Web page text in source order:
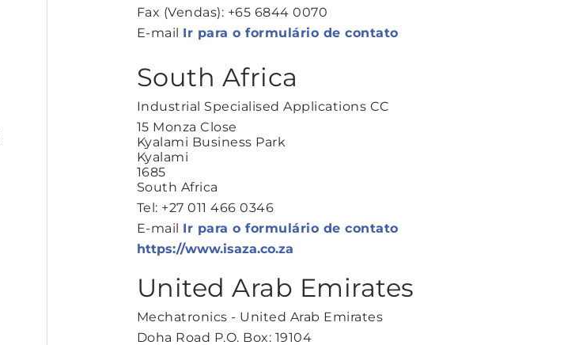
Fax (Vendas): +65 6844 0070
E-mail Ir para o formulário de contato
South Africa
Industrial Specialised Applications CC
15 Monza Close
Kyalami Business Park
Kyalami
1685
South Africa
Tel: +27 011 466 0346
E-mail Ir para o formulário de contato
https://www.isaza.co.za
United Arab Emirates
Mechatronics - United Arab Emirates
Doha Road P.O. Box: 19104